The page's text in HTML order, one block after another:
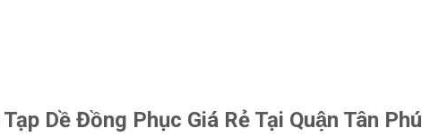
Dề Đồng Phục Giá Rẻ Tại Quận Tân Phú